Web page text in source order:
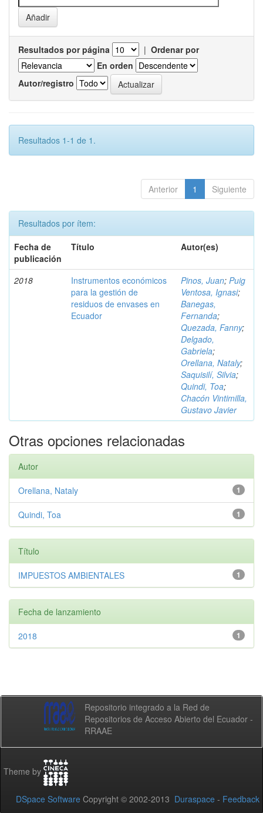
Resultados por página | Ordenar por
En orden
Autor/registro
Resultados 1-1 de 1.
Anterior 1 Siguiente
Resultados por ítem:
Fecha de
publicación
Título Autor(es)
2018
Instrumentos económicos
para la gestión de
residuos de envases en
Ecuador
Pinos, Juan; Puig
Ventosa, Ignasi;
Banegas,
Fernanda;
Quezada, Fanny;
Delgado,
Gabriela;
Orellana, Nataly;
Saquisilí, Silvia;
Quindi, Toa;
Chacón Vintimilla,
Gustavo Javier
Otras opciones relacionadas
Autor
1
Orellana, Nataly
1
Quindi, Toa
Título
1
IMPUESTOS AMBIENTALES
Fecha de lanzamiento
1
2018
Repositorio integrado a la Red de
Repositorios de Acceso Abierto del Ecuador -
RRAAE
Theme by
DSpace Software Copyright © 2002-2013 Duraspace - Feedback